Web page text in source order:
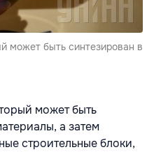
может быть синтезирован в
может быть
а затем
строительные блоки,